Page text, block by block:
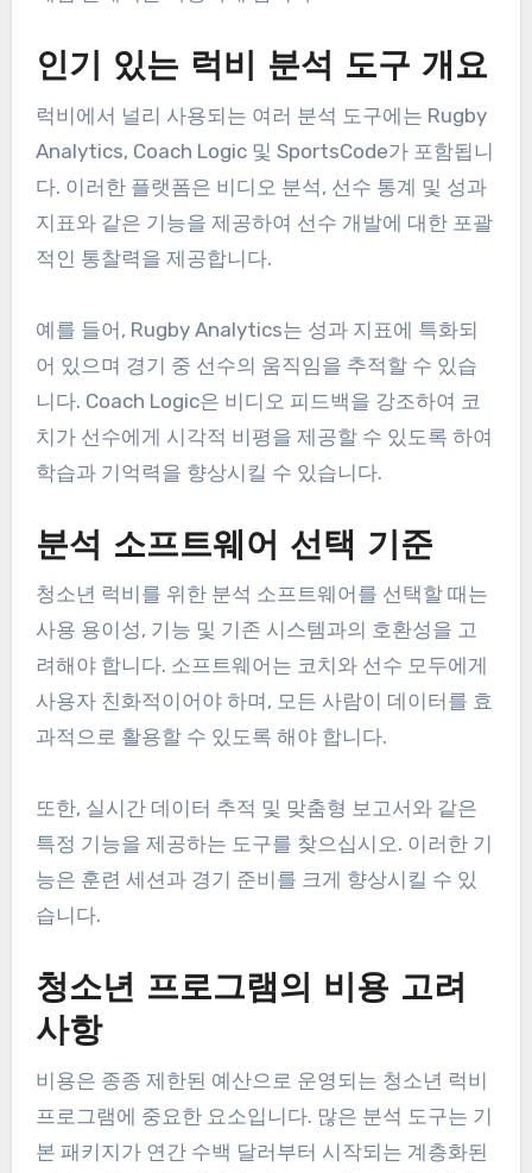
인기 있는 럭비 분석 도구 개요
럭비에서 널리 사용되는 여러 분석 도구에는 Rugby
Analytics, Coach Logic 및 SportsCode가 포함됩니
다. 이러한 플랫폼은 비디오 분석, 선수 통계 및 성과
지표와 같은 기능을 제공하여 선수 개발에 대한 포괄
적인 통찰력을 제공합니다.
예를 들어, Rugby Analytics는 성과 지표에 특화되
어 있으며 경기 중 선수의 움직임을 추적할 수 있습
니다. Coach Logic은 비디오 피드백을 강조하여 코
치가 선수에게 시각적 비평을 제공할 수 있도록 하여
학습과 기억력을 향상시킬 수 있습니다.
분석 소프트웨어 선택 기준
청소년 럭비를 위한 분석 소프트웨어를 선택할 때는
사용 용이성, 기능 및 기존 시스템과의 호환성을 고
려해야 합니다. 소프트웨어는 코치와 선수 모두에게
사용자 친화적이어야 하며, 모든 사람이 데이터를 효
과적으로 활용할 수 있도록 해야 합니다.
또한, 실시간 데이터 추적 및 맞춤형 보고서와 같은
특정 기능을 제공하는 도구를 찾으십시오. 이러한 기
능은 훈련 세션과 경기 준비를 크게 향상시킬 수 있
습니다.
청소년 프로그램의 비용 고려
사항
비용은 종종 제한된 예산으로 운영되는 청소년 럭비
프로그램에 중요한 요소입니다. 많은 분석 도구는 기
본 패키지가 연간 수백 달러부터 시작되는 계층화된